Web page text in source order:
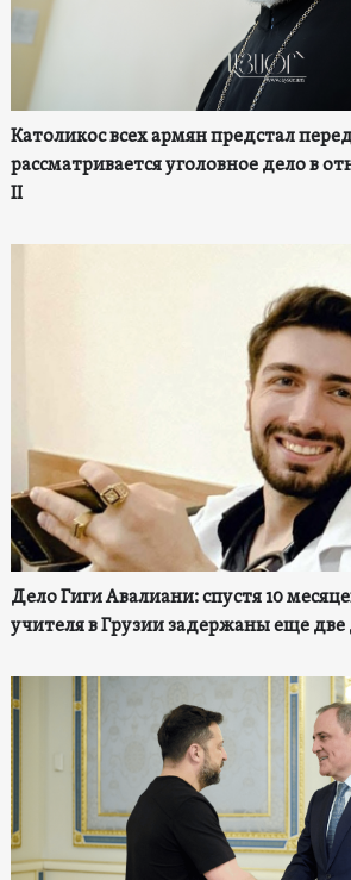
Католикос всех армян предстал
рассматривается уголовное дело в
II
Дело Гиги Авалиани: спустя 10
учителя в Грузии задержаны еще